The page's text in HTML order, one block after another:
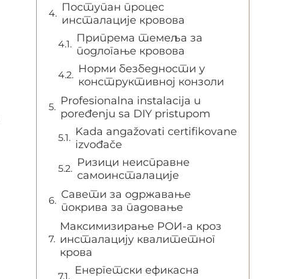
Поступан процес
инсталације кровова
Припрема темеља за
подлогање кровова
Норми безбедности у
конструктивној конзоли
Profesionalna instalacija u
poređenju sa DIY pristupom
Kada angažovati certifikovane
izvođače
Ризици неисправне
самоинсталације
Савети за одржавање
покрива за падовање
Максимизирање РОИ-а кроз
инсталацију квалитетног
крова
Енергетски ефикасна